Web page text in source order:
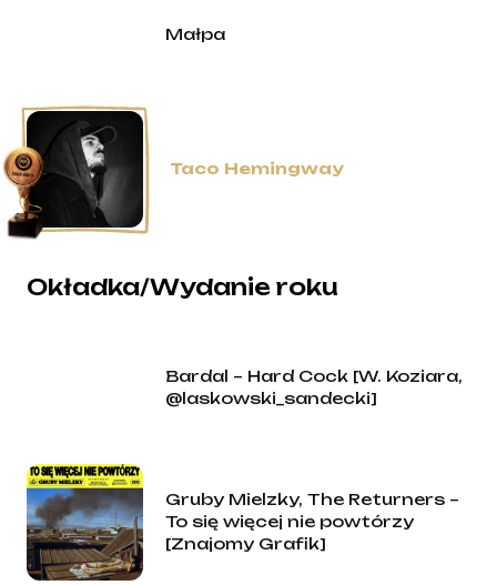
Małpa
Taco Hemingway
Okładka/Wydanie roku
Bardal – Hard Cock [W. Koziara,
@laskowski_sandecki]
Gruby Mielzky, The Returners –
To się więcej nie powtórzy
[Znajomy Grafik]